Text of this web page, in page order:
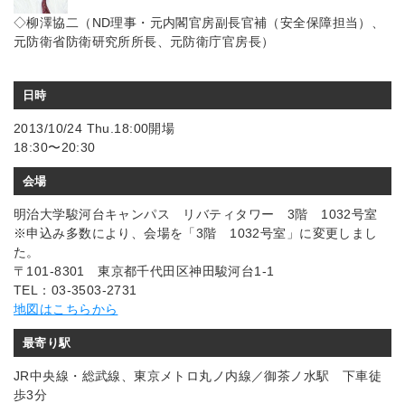
◇柳澤協二（ND理事・元内閣官房副長官補（安全保障担当）、
元防衛省防衛研究所所長、元防衛庁官房長）
日時
2013/10/24 Thu.18:00開場
18:30〜20:30
会場
明治大学駿河台キャンパス リバティタワー 3階 1032号室
※申込み多数により、会場を「3階 1032号室」に変更しまし
た。
〒101-8301 東京都千代田区神田駿河台1-1
TEL：03-3503-2731
地図はこちらから
最寄り駅
JR中央線・総武線、東京メトロ丸ノ内線／御茶ノ水駅 下車徒
歩3分